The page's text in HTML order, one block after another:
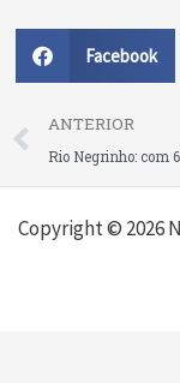
Facebook
Prev
ANTERIOR
Copyright © 2026